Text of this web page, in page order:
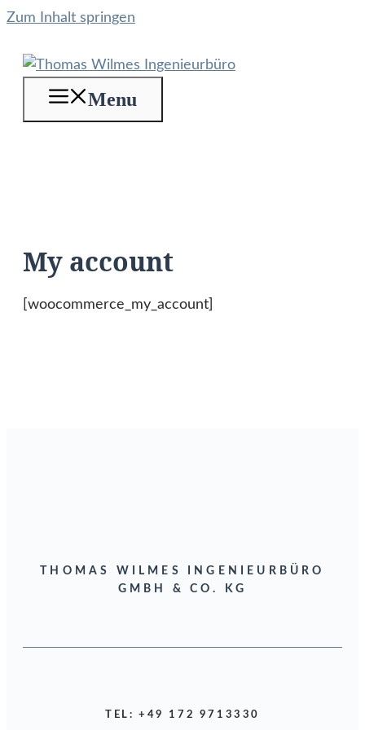
Zum Inhalt springen
Menu
My account
[woocommerce_my_account]
THOMAS WILMES INGENIEURBÜRO
GMBH & CO. KG
TEL: +49 172 9713330